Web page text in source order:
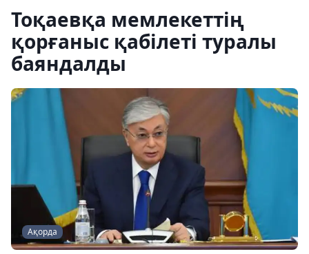
Тоқаевқа мемлекеттің
қорғаныс қабілеті туралы
баяндалды
Ақорда